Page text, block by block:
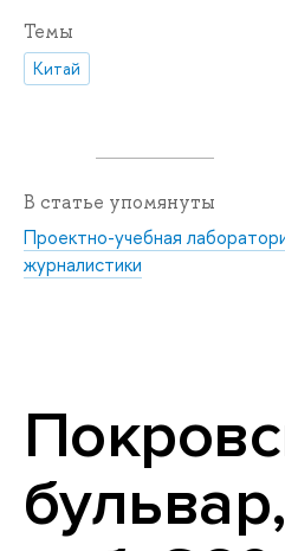
Темы
Китай
В статье упомянуты
Проектно-учебная
журналистики